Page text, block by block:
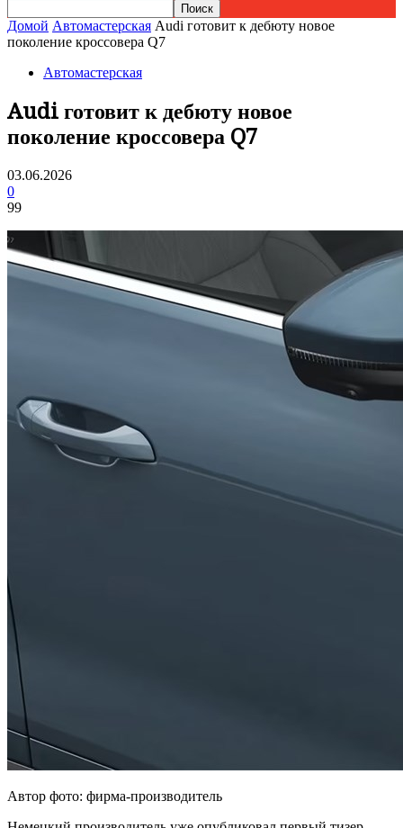
Домой Автомастерская Audi готовит к дебюту новое
поколение кроссовера Q7
Автомастерская
Audi готовит к дебюту новое
поколение кроссовера Q7
03.06.2026
0
99
Автор фото: фирма-производитель